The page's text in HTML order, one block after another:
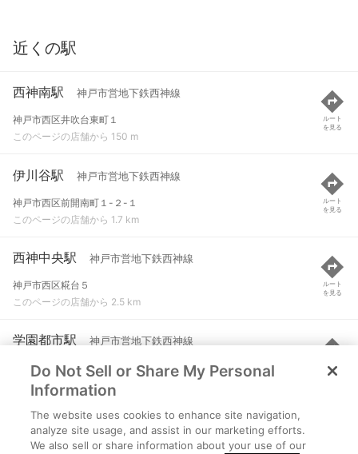
近くの駅
西神南駅 神戸市営地下鉄西神線
神戸市西区井吹台東町１
このページの店舗から 150 m
ルート
を見る
伊川谷駅 神戸市営地下鉄西神線
神戸市西区前開南町１-２-１
このページの店舗から 1.7 km
ルート
を見る
西神中央駅 神戸市営地下鉄西神線
神戸市西区糀台５
このページの店舗から 2.5 km
ルート
を見る
学園都市駅 神戸市営地下鉄西神線
神戸市西区学園西町１
このページの店舗から 3.2 km
ルート
を見る
総合運動公園駅 神戸市営地下鉄西神線
神戸市須磨区緑台
Do Not Sell or Share My Personal
Information
The website uses cookies to enhance site navigation,
analyze site usage, and assist in our marketing efforts.
We also sell or share information about your use of our